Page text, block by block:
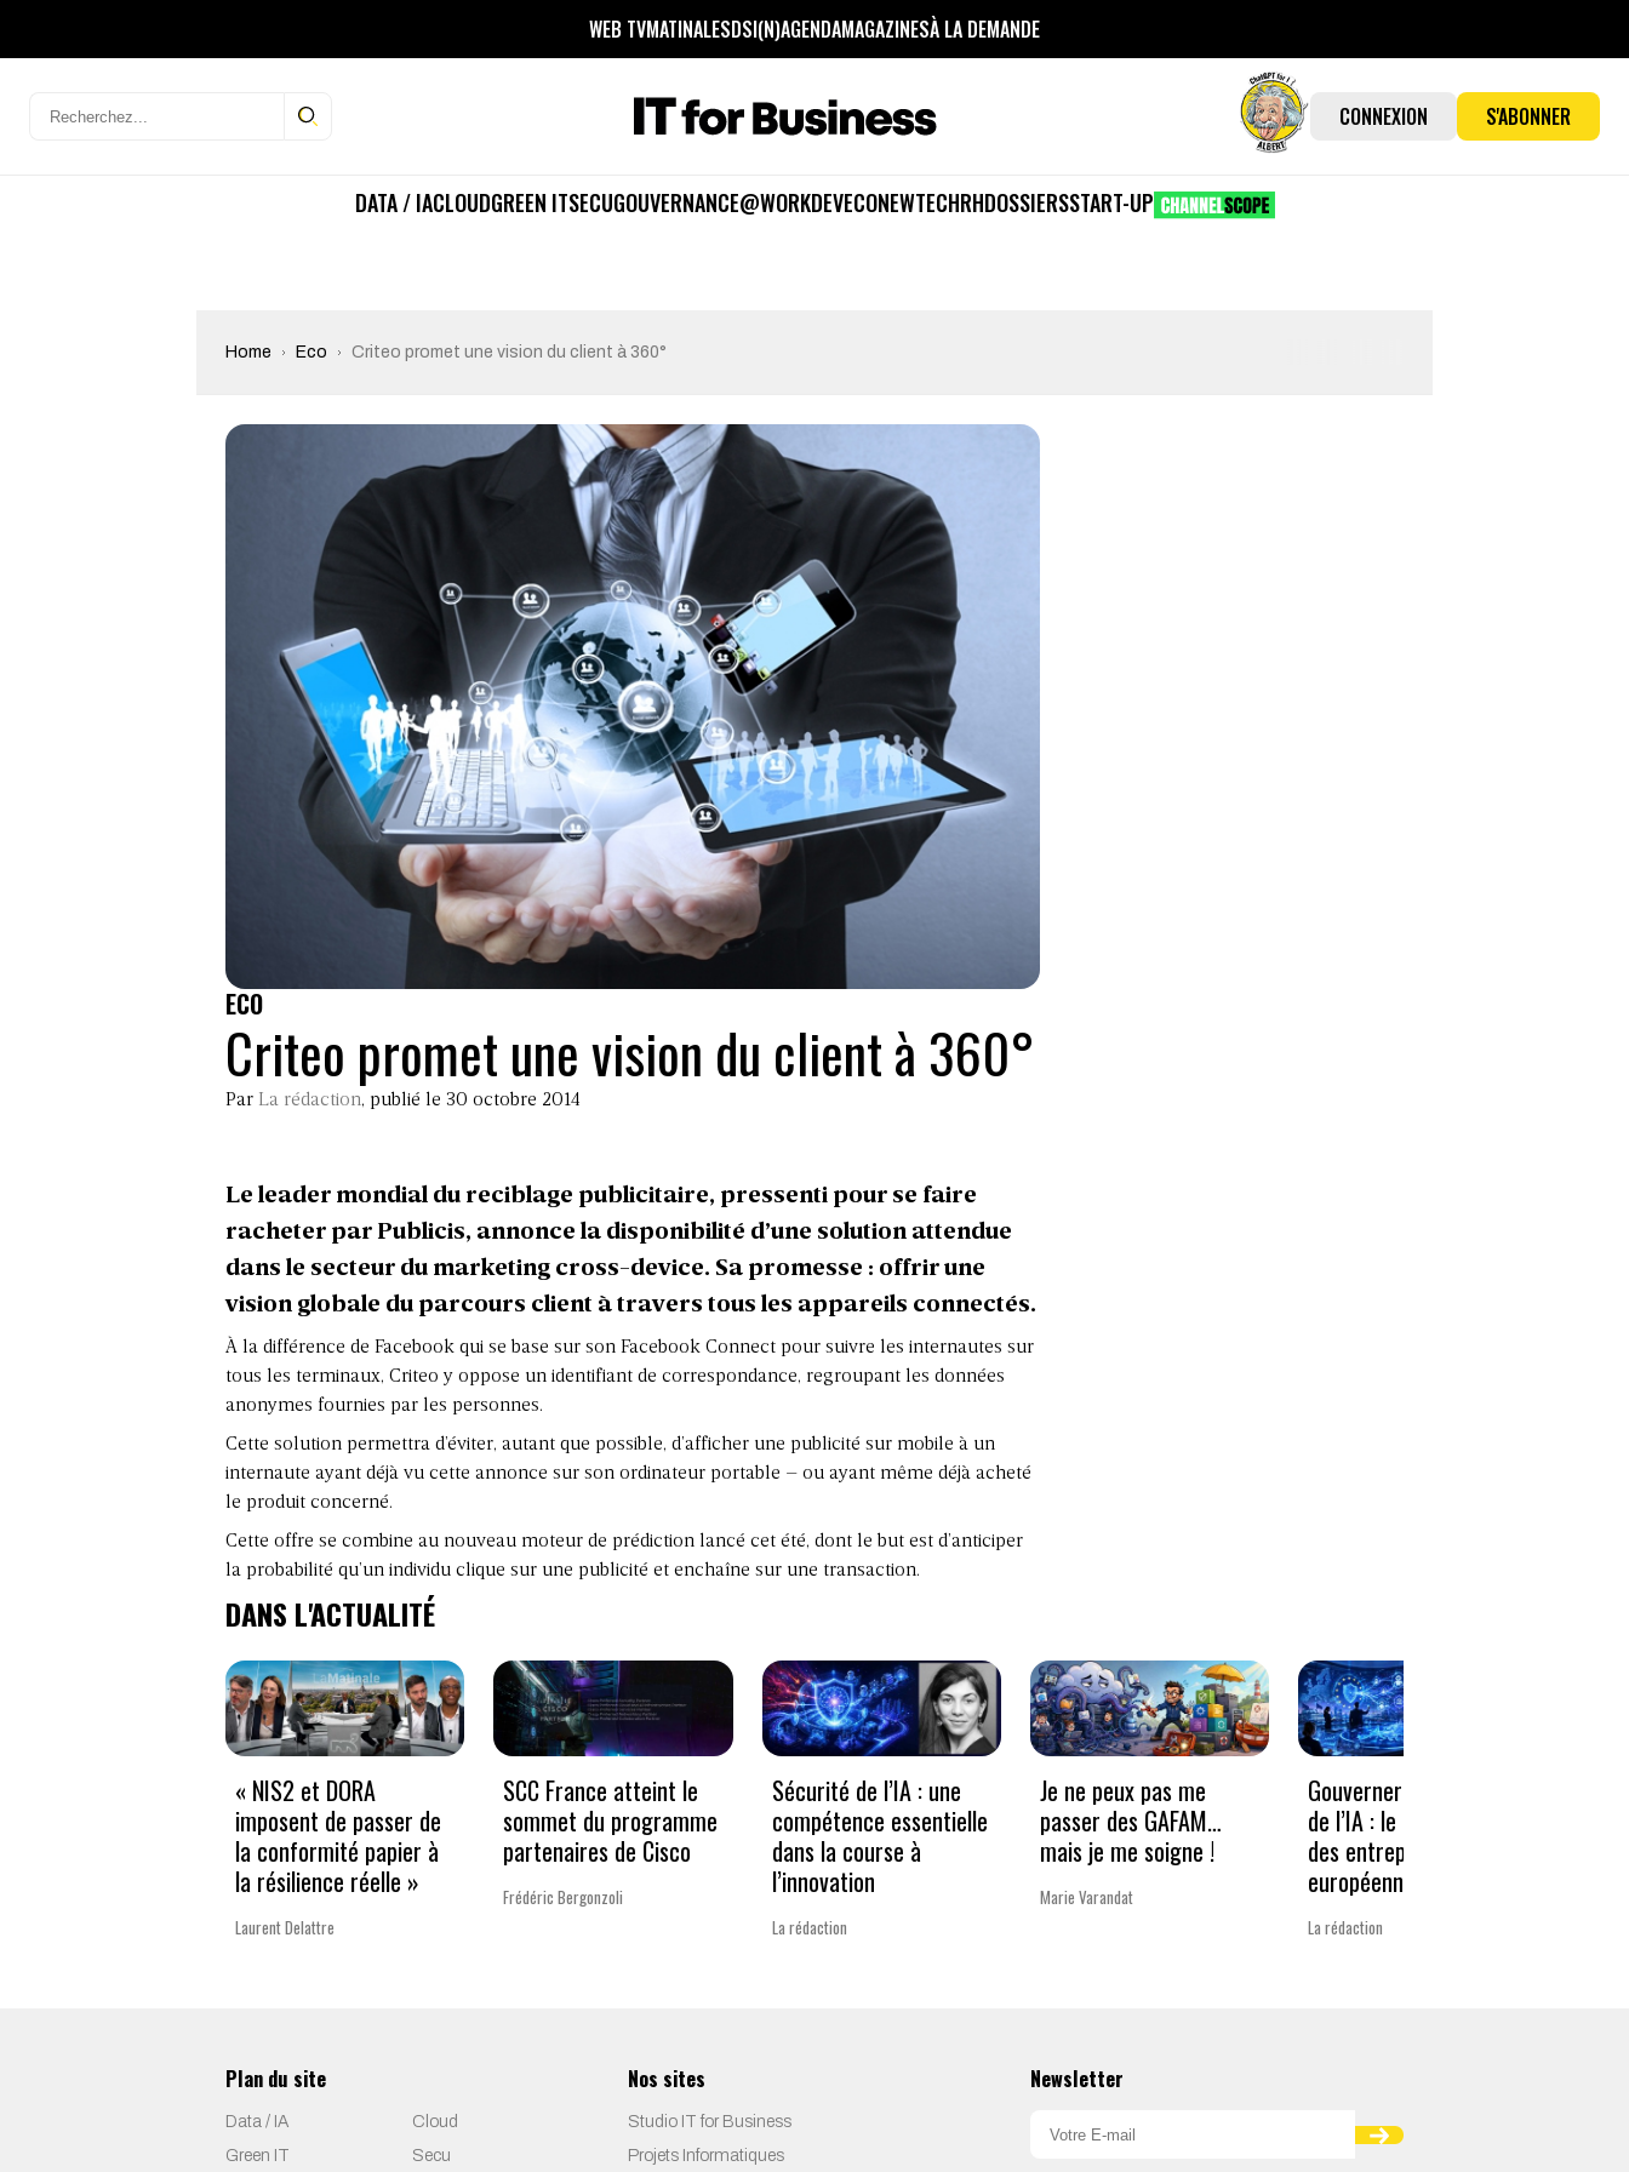
WEB TVMATINALESDSI(N)AGENDAMAGAZINESÀ LA DEMANDE
CONNEXION S'ABONNER
DATA / IACLOUDGREEN ITSECUGOUVERNANCE@WORKDEVECONEWTECHRHDOSSIERSSTART-UP
Home Eco Criteo promet une vision du client à 360°
ECO
Criteo promet une vision du client à 360°
Par La rédaction, publié le 30 octobre 2014
Le leader mondial du reciblage publicitaire, pressenti pour se faire
racheter par Publicis, annonce la disponibilité d’une solution attendue
dans le secteur du marketing cross-device. Sa promesse : offrir une
vision globale du parcours client à travers tous les appareils connectés.
À la différence de Facebook qui se base sur son Facebook Connect pour suivre les internautes sur
tous les terminaux, Criteo y oppose un identifiant de correspondance, regroupant les données
anonymes fournies par les personnes.
Cette solution permettra d’éviter, autant que possible, d’afficher une publicité sur mobile à un
internaute ayant déjà vu cette annonce sur son ordinateur portable – ou ayant même déjà acheté
le produit concerné.
Cette offre se combine au nouveau moteur de prédiction lancé cet été, dont le but est d’anticiper
la probabilité qu’un individu clique sur une publicité et enchaîne sur une transaction.
DANS L'ACTUALITÉ
« NIS2 et DORA
imposent de passer de
la conformité papier à
la résilience réelle »
Laurent Delattre
SCC France atteint le
sommet du programme
partenaires de Cisco
Frédéric Bergonzoli
Sécurité de l’IA : une
compétence essentielle
dans la course à
l’innovation
La rédaction
Je ne peux pas me
passer des GAFAM…
mais je me soigne !
Marie Varandat
Gouverner à la vitesse
de l’IA : le nouveau défi
des entreprises
européennes
La rédaction
Plan du site
Data / IA
Cloud
Green IT
Secu
Nos sites
Studio IT for Business
Projets Informatiques
Newsletter